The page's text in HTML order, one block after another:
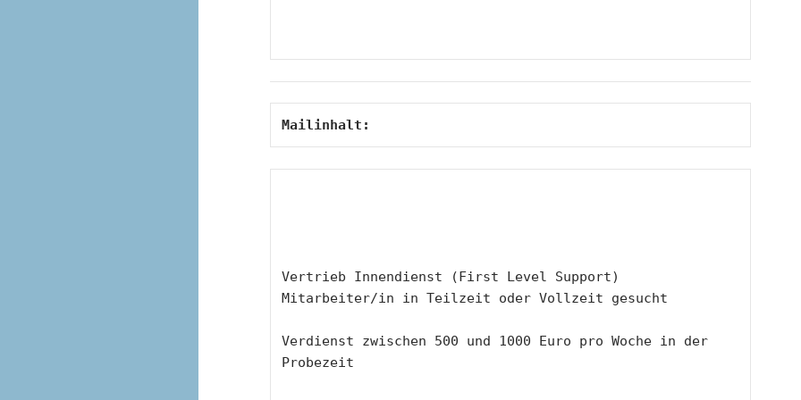
Mailinhalt:
Vertrieb Innendienst (First Level Support)
Mitarbeiter/in in Teilzeit oder Vollzeit gesucht
Verdienst zwischen 500 und 1000 Euro pro Woche in der
Probezeit